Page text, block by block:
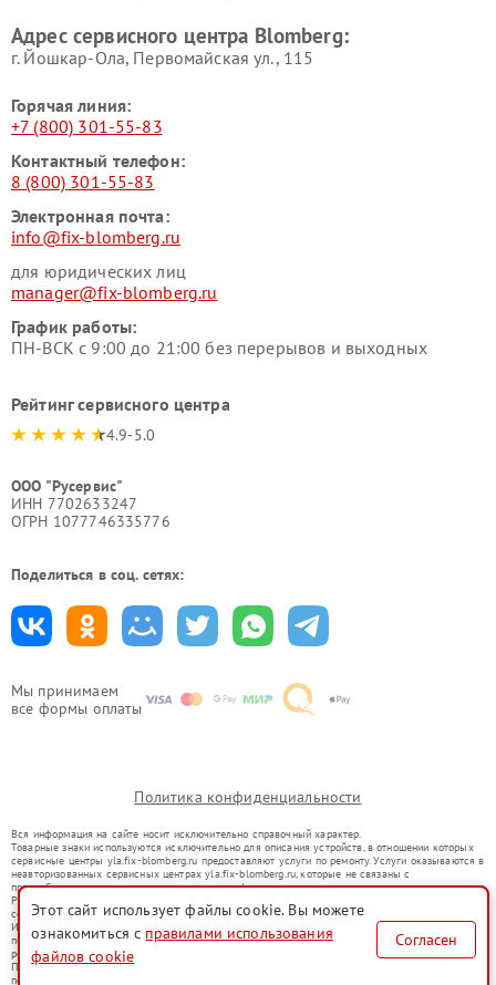
Мы принимаем
все формы оплаты
Адрес сервисного центра Blomberg:
г. Йошкар-Ола, Первомайская ул., 115
Горячая линия:
+7 (800) 301-55-83
Контактный телефон:
8 (800) 301-55-83
Электронная почта:
info@fix-blomberg.ru
для юридических лиц
manager@fix-blomberg.ru
График работы:
ПН-ВСК с 9:00 до 21:00 без перерывов и выходных
Рейтинг сервисного центра
4.9-5.0
ООО "Русервис"
ИНН 7702633247
ОГРН 1077746335776
Поделиться в соц. сетях:
Политика конфиденциальности
Вся информация на сайте носит исключительно справочный характер.
Товарные знаки используются исключительно для описания устройств, в отношении которых
сервисные центры yla.fix-blomberg.ru предоставляют услуги по ремонту. Услуги оказываются в
неавторизованных сервисных центрах yla.fix-blomberg.ru, которые не связаны с
правообладателями товарных знаков или их официальными представителями.
Ремонт осуществляется для устройств, уже введенных в гражданский оборот в соответствии
со статьей 1487 ГК РФ.
Использование товарных знаков не преследует цели индивидуализации услуг или введения
потребителей в заблуждение, а служит для информирования о предоставляемых услугах по
ремонту техники указанных брендов.
Представленная на сайте информация не является публичной офертой, определяемой
положениями Статьи 437(2) Гражданского кодекса РФ
Этот сайт использует файлы cookie. Вы можете
ознакомиться с правилами использования
файлов cookie
Согласен